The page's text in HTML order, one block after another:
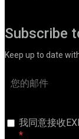
Subscribe
Keep up to date
我同意接收